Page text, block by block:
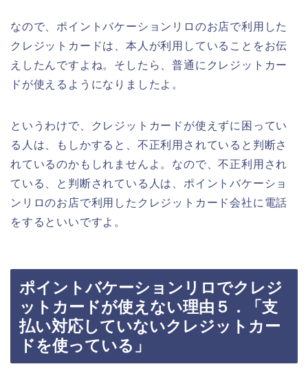
なので、ポイントバケーションリロのお店で利用した
クレジットカードは、本人が利用していることをお伝
えしたんですよね。そしたら、普通にクレジットカー
ドが使えるようになりましたよ。
というわけで、クレジットカードが使えずに困ってい
る人は、もしかすると、不正利用されていると判断さ
れているのかもしれませんよ。なので、不正利用され
ている、と判断されている人は、ポイントバケーショ
ンリロのお店で利用したクレジットカード会社に電話
をするといいですよ。
ポイントバケーションリロでクレジ
ットカードが使えない理由５．「支
払い対応していないクレジットカー
ドを使っている」